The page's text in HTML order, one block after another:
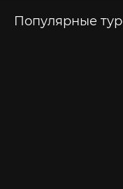
Популярные